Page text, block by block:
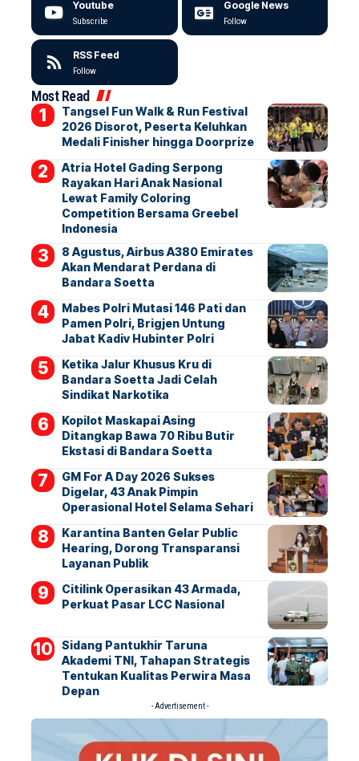
Youtube
Subscribe
Google News
Follow
RSS Feed
Follow
Most Read
Tangsel Fun Walk & Run Festival
2026 Disorot, Peserta Keluhkan
Medali Finisher hingga Doorprize
Atria Hotel Gading Serpong
Rayakan Hari Anak Nasional
Lewat Family Coloring
Competition Bersama Greebel
Indonesia
8 Agustus, Airbus A380 Emirates
Akan Mendarat Perdana di
Bandara Soetta
Mabes Polri Mutasi 146 Pati dan
Pamen Polri, Brigjen Untung
Jabat Kadiv Hubinter Polri
Ketika Jalur Khusus Kru di
Bandara Soetta Jadi Celah
Sindikat Narkotika
Kopilot Maskapai Asing
Ditangkap Bawa 70 Ribu Butir
Ekstasi di Bandara Soetta
GM For A Day 2026 Sukses
Digelar, 43 Anak Pimpin
Operasional Hotel Selama Sehari
Karantina Banten Gelar Public
Hearing, Dorong Transparansi
Layanan Publik
Citilink Operasikan 43 Armada,
Perkuat Pasar LCC Nasional
Sidang Pantukhir Taruna
Akademi TNI, Tahapan Strategis
Tentukan Kualitas Perwira Masa
Depan
- Advertisement -